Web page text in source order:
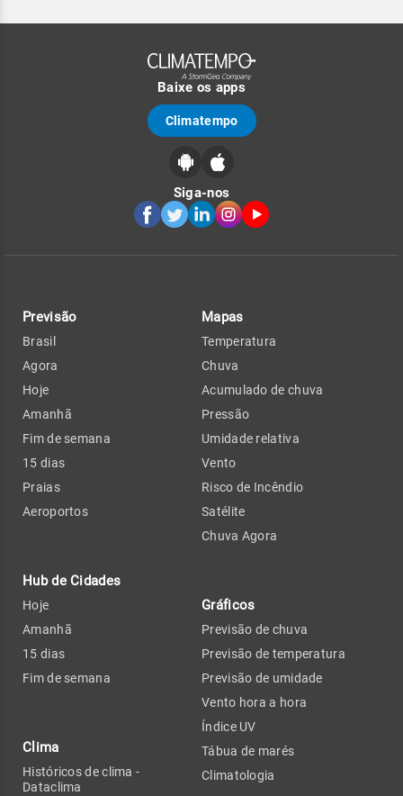
Baixe os apps
Climatempo
Siga-nos
Previsão
Brasil
Agora
Hoje
Amanhã
Fim de semana
15 dias
Praias
Aeroportos
Hub de Cidades
Hoje
Amanhã
15 dias
Fim de semana
Clima
Históricos de clima -
Dataclima
Mapas
Temperatura
Chuva
Acumulado de chuva
Pressão
Umidade relativa
Vento
Risco de Incêndio
Satélite
Chuva Agora
Gráficos
Previsão de chuva
Previsão de temperatura
Previsão de umidade
Vento hora a hora
Índice UV
Tábua de marés
Climatologia